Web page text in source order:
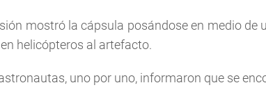
mostró la cápsula posándose en medio de
helicópteros al artefacto.
uno por uno, informaron que se